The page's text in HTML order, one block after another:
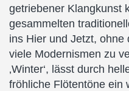
getriebener Klangkunst
gesammelten
ins Hier und Jetzt, ohne
viele Modernismen zu
‚Winter‘, lässt durch
fröhliche Flötentöne ein